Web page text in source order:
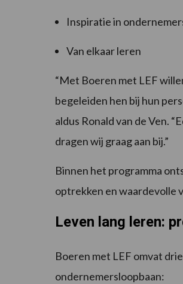
Inspiratie in
Van elkaar leren
“Met Boeren met LEF
begeleiden hen bij hun
aldus Ronald van de Ven.
dragen wij graag aan bij.”
Binnen het programma
optrekken en waardevolle
Leven lang leren:
Boeren met LEF omvat
ondernemersloopbaan: